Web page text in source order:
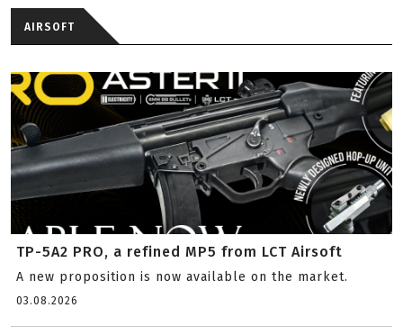
AIRSOFT
TP-5A2 PRO, a refined MP5 from LCT Airsoft
A new proposition is now available on the market.
03.08.2026